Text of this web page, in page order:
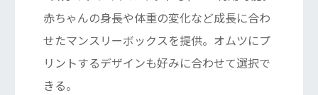
赤ちゃんの身長や体重の変化など成長に合わ
せたマンスリーボックスを提供。オムツにプ
リントするデザインも好みに合わせて選択で
きる。